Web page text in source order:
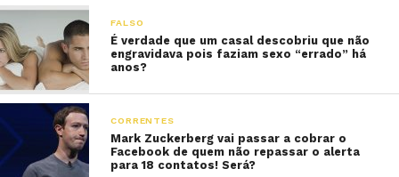
FALSO
É verdade que um casal descobriu que não
engravidava pois faziam sexo “errado” há
anos?
CORRENTES
Mark Zuckerberg vai passar a cobrar o
Facebook de quem não repassar o alerta
para 18 contatos! Será?